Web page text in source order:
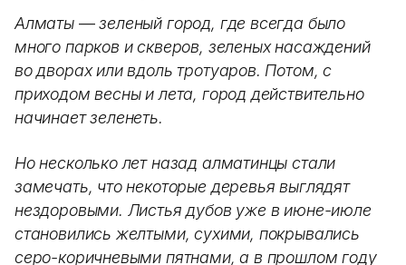
Алматы —зеленый город, где всегда было
много парков и скверов, зеленых насаждений
во дворах или вдоль тротуаров. Потом, с
приходом весны и лета, город действительно
начинает зеленеть.
Но несколько лет назад алматинцы стали
замечать, что некоторые деревья выглядят
нездоровыми. Листья дубов уже в июне-июле
становились желтыми, сухими, покрывались
серо-коричневыми пятнами, а в прошлом году